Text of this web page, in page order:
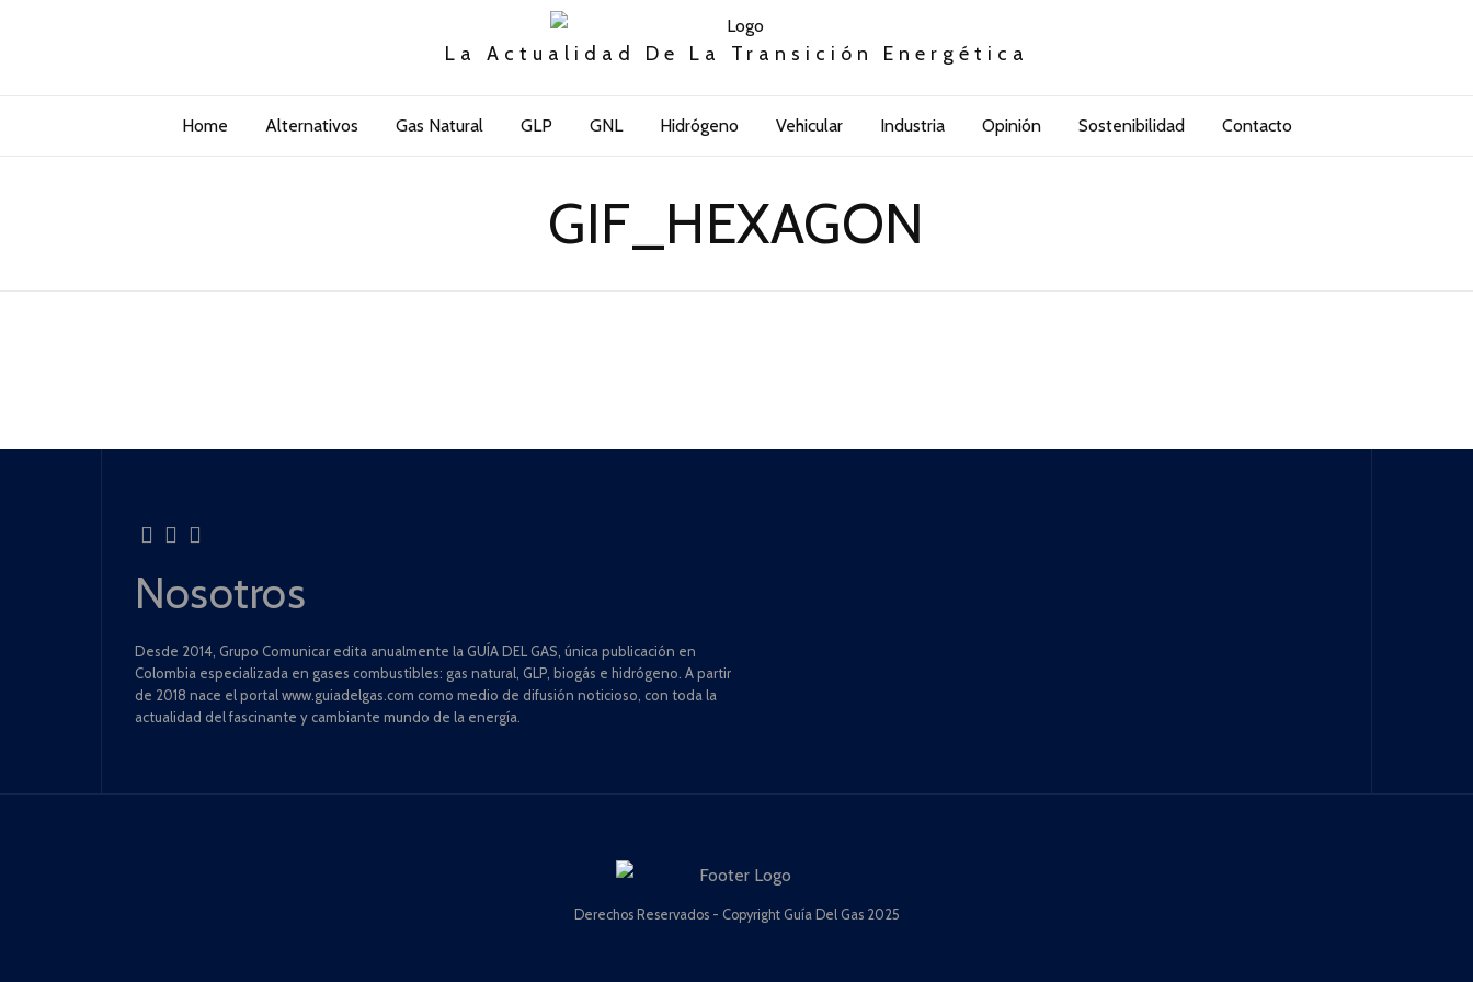
La Actualidad De La Transición Energética
Home Alternativos Gas Natural GLP GNL Hidrógeno Vehicular Industria Opinión Sostenibilidad Contacto
GIF_HEXAGON
Nosotros
Desde 2014, Grupo Comunicar edita anualmente la GUÍA DEL GAS, única publicación en
Colombia especializada en gases combustibles: gas natural, GLP, biogás e hidrógeno. A partir
de 2018 nace el portal www.guiadelgas.com como medio de difusión noticioso, con toda la
actualidad del fascinante y cambiante mundo de la energía.
Derechos Reservados - Copyright Guía Del Gas 2025